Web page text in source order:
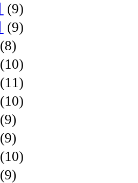
(9)
(9)
(8)
(10)
(11)
(10)
(9)
(9)
(10)
(9)